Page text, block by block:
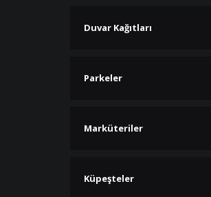
Duvar Kağıtları
Parkeler
Marküteriler
Küpeşteler